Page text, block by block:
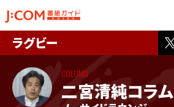
ラグビー
二宮清純コラム
COLUMN